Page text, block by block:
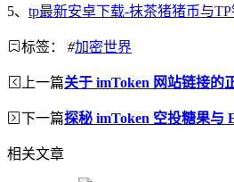
5、 tp最新安卓下载-抹茶猪猪币与
标签： #加密世界
上一篇关于 imToken 网站链接的
下一篇探秘 imToken 空投糖果与
相关文章